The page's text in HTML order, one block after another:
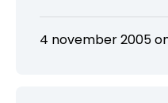
4 november 2005